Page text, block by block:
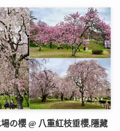
の櫻 @ 八重紅枝垂櫻,隱藏